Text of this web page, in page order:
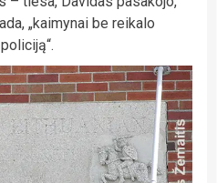
„kaimynai be reikalo